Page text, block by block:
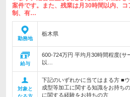
案件です。また、残業は月30時間以内、
制、有…
勤務地
栃木県
給与
600-724万円 平均月30時間程度(サ
以…
対象と
下記のいずれかに当てはまる方 ■
成型等加工に関する知識をお持ち
に関する経験をお持ちの方